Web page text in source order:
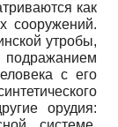
как
сооружений.
утробы,
с его
орудия: